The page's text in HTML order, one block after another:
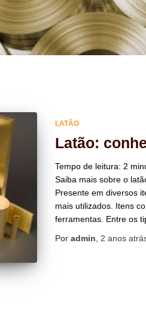
LATÃO
Latão:
Tempo de leitura: 2
Saiba mais sobre o
Presente em diversos
mais utilizados. Itens
ferramentas. Entre os
Por admin 2 anos